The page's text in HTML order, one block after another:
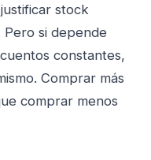
stock
Pero si depende
constantes,
Comprar más
comprar menos